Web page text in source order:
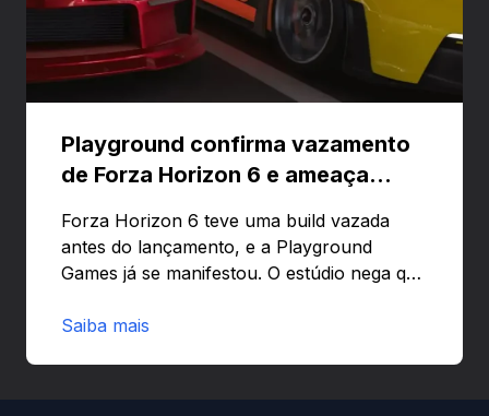
Playground confirma vazamento
de Forza Horizon 6 e ameaça
Forza Horizon 6 teve uma build vazada
antes do lançamento, e a Playground
Games já se manifestou. O estúdio nega que
preload e avisa que quem usar versões não
Saiba mais